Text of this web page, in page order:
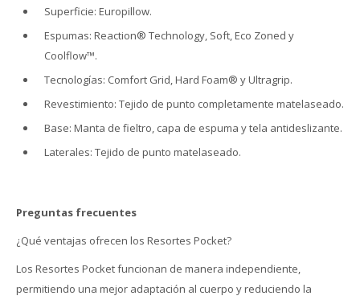
Superficie: Europillow.
Espumas: Reaction® Technology, Soft, Eco Zoned y
Coolflow™.
Tecnologías: Comfort Grid, Hard Foam® y Ultragrip.
Revestimiento: Tejido de punto completamente matelaseado.
Base: Manta de fieltro, capa de espuma y tela antideslizante.
Laterales: Tejido de punto matelaseado.
Preguntas frecuentes
¿Qué ventajas ofrecen los Resortes Pocket?
Los Resortes Pocket funcionan de manera independiente,
permitiendo una mejor adaptación al cuerpo y reduciendo la